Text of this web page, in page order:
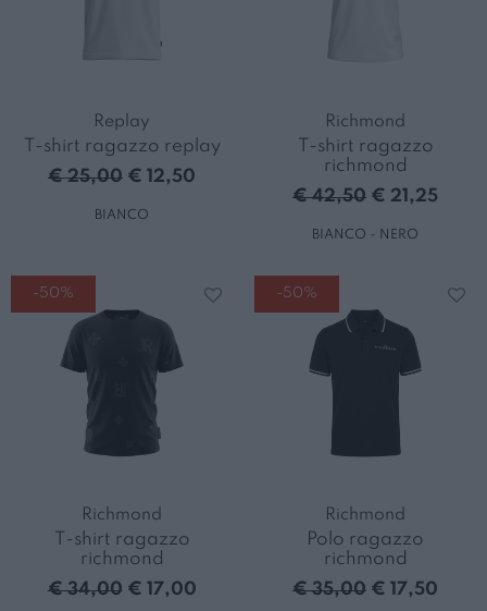
Replay
T-shirt ragazzo replay
€ 25,00 € 12,50
BIANCO
Richmond
T-shirt ragazzo
richmond
€ 42,50 € 21,25
BIANCO - NERO
-50%
Richmond
T-shirt ragazzo
richmond
€ 34,00 € 17,00
-50%
Richmond
Polo ragazzo
richmond
€ 35,00 € 17,50